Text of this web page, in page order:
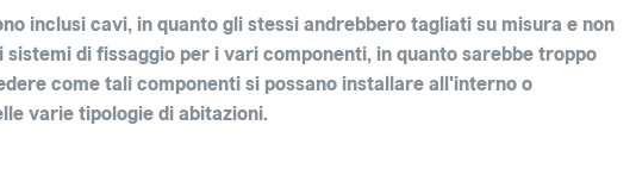
inclusi cavi, in quanto gli stessi andrebbero tagliati su misura e non
sistemi di fissaggio per i vari componenti, in quanto sarebbe troppo
come tali componenti si possano installare all'interno o
varie tipologie di abitazioni.